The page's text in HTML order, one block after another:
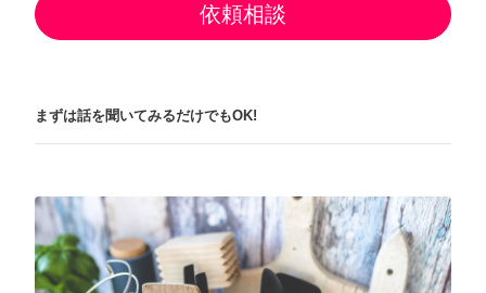
依頼相談
まずは話を聞いてみるだけでもOK!